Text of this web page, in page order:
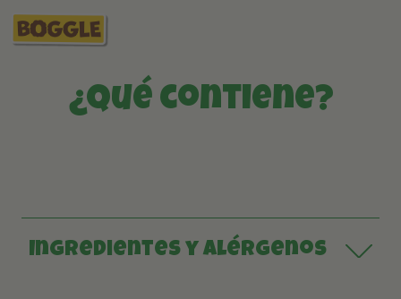
¿Qué contiene?
Ingredientes y Alérgenos